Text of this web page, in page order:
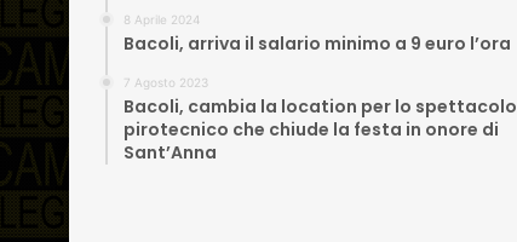
8 Aprile 2024
Bacoli, arriva il salario minimo a 9 euro l’ora
7 Agosto 2023
Bacoli, cambia la location per lo spettacolo
pirotecnico che chiude la festa in onore di
Sant’Anna